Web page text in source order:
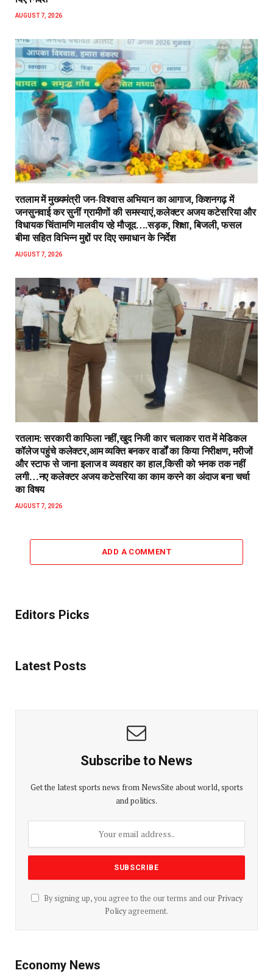
AUGUST 7, 2026
रतलाम में मुख्यमंत्री जन-विश्वास अभियान का आगाज, किशनगढ़ में
जनसुनवाई कर सुनीं ग्रामीणों की समस्याएं,कलेक्टर अजय कटेसरिया और
विधायक चिंतामणि मालवीय रहे मौजूद….सड़क, शिक्षा, बिजली, फसल
बीमा सहित विभिन्न मुद्दों पर दिए समाधान के निर्देश
AUGUST 7, 2026
रतलाम: सरकारी काफिला नहीं,खुद निजी कार चलाकर रात में मेडिकल
कॉलेज पहुंचे कलेक्टर,आम व्यक्ति बनकर वार्डों का किया निरीक्षण, मरीजों
और स्टाफ से जाना इलाज व व्यवहार का हाल,किसी को भनक तक नहीं
लगी…नए कलेक्टर अजय कटेसरिया का काम करने का अंदाज बना चर्चा
का विषय
AUGUST 7, 2026
ADD A COMMENT
Editors Picks
Latest Posts
Subscribe to News
Get the latest sports news from NewsSite about world, sports
and politics.
By signing up, you agree to the our terms and our Privacy
Policyagreement.
Economy News